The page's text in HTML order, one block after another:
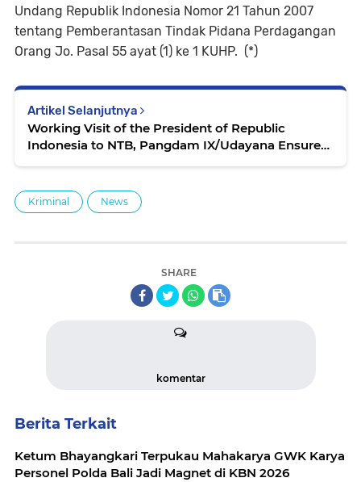
Undang Republik Indonesia Nomor 21 Tahun 2007
tentang Pemberantasan Tindak Pidana Perdagangan
Orang Jo. Pasal 55 ayat (1) ke 1 KUHP. (*)
Artikel Selanjutnya
Working Visit of the President of Republic
Indonesia to NTB, Pangdam IX/Udayana Ensures
Kriminal News
SHARE
komentar
Berita Terkait
Ketum Bhayangkari Terpukau Mahakarya GWK Karya
Personel Polda Bali Jadi Magnet di KBN 2026